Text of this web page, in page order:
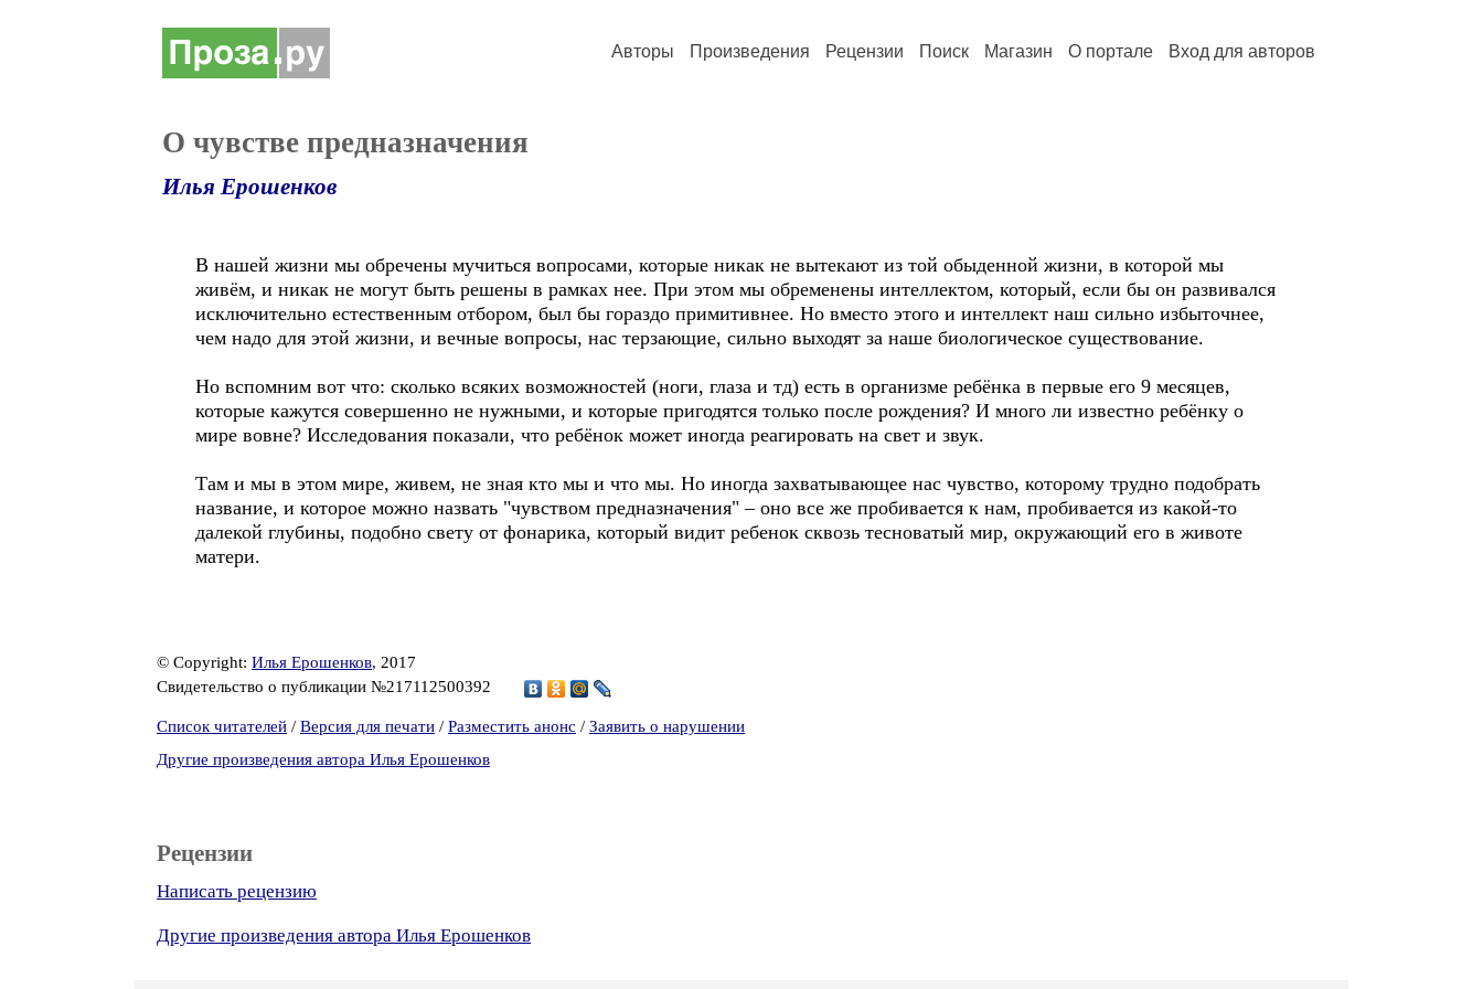
Авторы Произведения Рецензии Поиск Магазин О портале Вход для авторов
О чувстве предназначения
Илья Ерошенков
В нашей жизни мы обречены мучиться вопросами, которые никак не вытекают из той обыденной жизни, в которой мы
живём, и никак не могут быть решены в рамках нее. При этом мы обременены интеллектом, который, если бы он развивался
исключительно естественным отбором, был бы гораздо примитивнее. Но вместо этого и интеллект наш сильно избыточнее,
чем надо для этой жизни, и вечные вопросы, нас терзающие, сильно выходят за наше биологическое существование.
Но вспомним вот что: сколько всяких возможностей (ноги, глаза и тд) есть в организме ребёнка в первые его 9 месяцев,
которые кажутся совершенно не нужными, и которые пригодятся только после рождения? И много ли известно ребёнку о
мире вовне? Исследования показали, что ребёнок может иногда реагировать на свет и звук.
Там и мы в этом мире, живем, не зная кто мы и что мы. Но иногда захватывающее нас чувство, которому трудно подобрать
название, и которое можно назвать "чувством предназначения" – оно все же пробивается к нам, пробивается из какой-то
далекой глубины, подобно свету от фонарика, который видит ребенок сквозь тесноватый мир, окружающий его в животе
матери.
© Copyright: Илья Ерошенков, 2017
Свидетельство о публикации №217112500392
Список читателей / Версия для печати / Разместить анонс / Заявить о нарушении
Другие произведения автора Илья Ерошенков
Рецензии
Написать рецензию
Другие произведения автора Илья Ерошенков